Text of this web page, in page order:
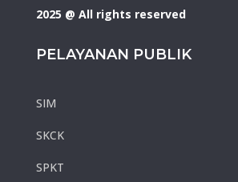
2025 @ All rights reserved
PELAYANAN PUBLIK
SIM
SKCK
SPKT